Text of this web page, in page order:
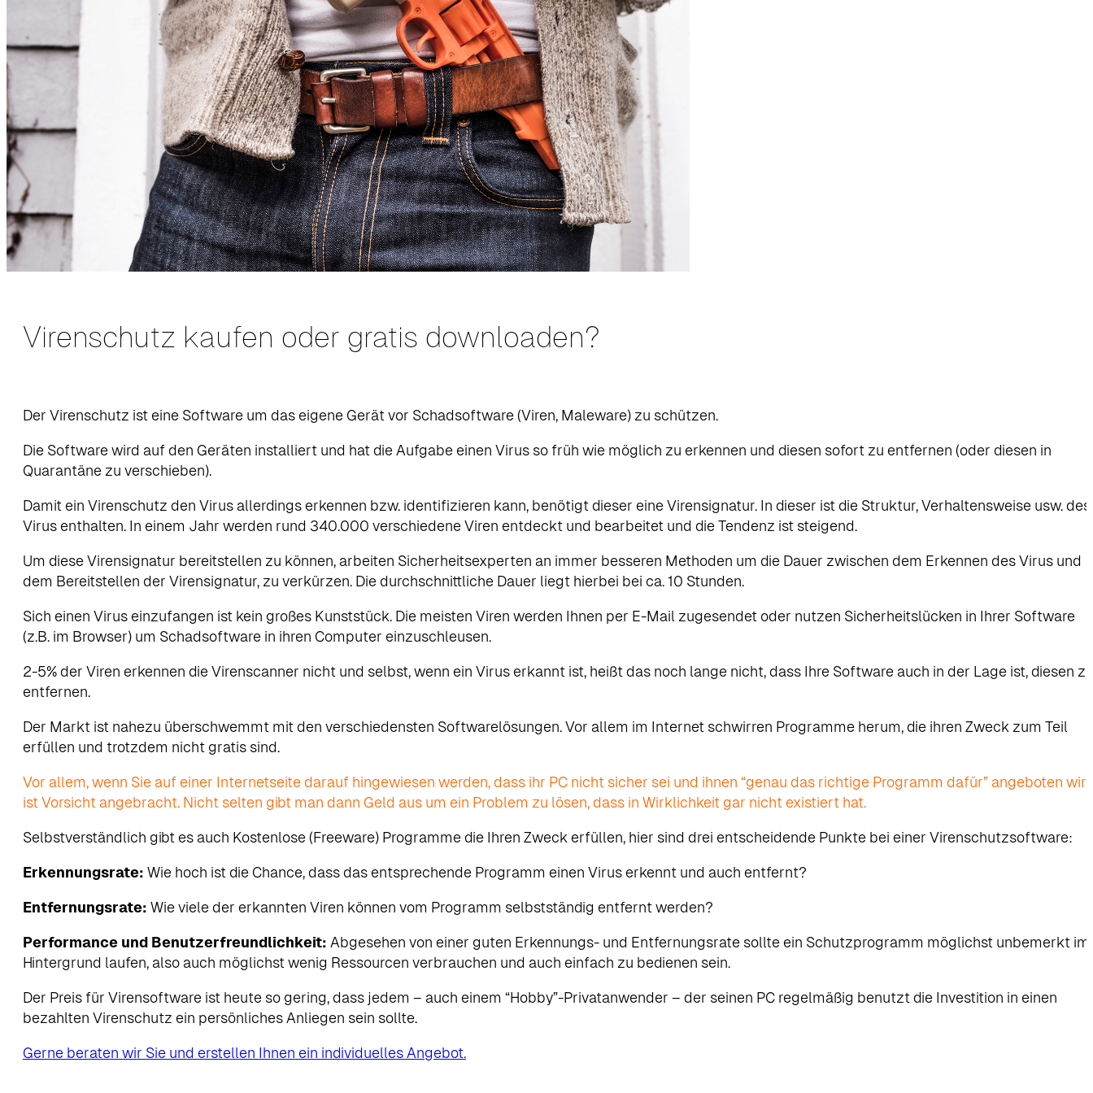
Virenschutz kaufen oder gratis downloaden?
Der Virenschutz ist eine Software um das eigene Gerät vor Schadsoftware (Viren, Maleware) zu schützen.
Die Software wird auf den Geräten installiert und hat die Aufgabe einen Virus so früh wie möglich zu erkennen und diesen sofort zu entfernen (oder diesen in
Quarantäne zu verschieben).
Damit ein Virenschutz den Virus allerdings erkennen bzw. identifizieren kann, benötigt dieser eine Virensignatur. In dieser ist die Struktur, Verhaltensweise usw. des
Virus enthalten. In einem Jahr werden rund 340.000 verschiedene Viren entdeckt und bearbeitet und die Tendenz ist steigend.
Um diese Virensignatur bereitstellen zu können, arbeiten Sicherheitsexperten an immer besseren Methoden um die Dauer zwischen dem Erkennen des Virus und
dem Bereitstellen der Virensignatur, zu verkürzen. Die durchschnittliche Dauer liegt hierbei bei ca. 10 Stunden.
Sich einen Virus einzufangen ist kein großes Kunststück. Die meisten Viren werden Ihnen per E-Mail zugesendet oder nutzen Sicherheitslücken in Ihrer Software
(z.B. im Browser) um Schadsoftware in ihren Computer einzuschleusen.
2-5% der Viren erkennen die Virenscanner nicht und selbst, wenn ein Virus erkannt ist, heißt das noch lange nicht, dass Ihre Software auch in der Lage ist, diesen zu
entfernen.
Der Markt ist nahezu überschwemmt mit den verschiedensten Softwarelösungen. Vor allem im Internet schwirren Programme herum, die ihren Zweck zum Teil
erfüllen und trotzdem nicht gratis sind.
Vor allem, wenn Sie auf einer Internetseite darauf hingewiesen werden, dass ihr PC nicht sicher sei und ihnen “genau das richtige Programm dafür” angeboten
ist Vorsicht angebracht. Nicht selten gibt man dann Geld aus um ein Problem zu lösen, dass in Wirklichkeit gar nicht existiert hat.
Selbstverständlich gibt es auch Kostenlose (Freeware) Programme die Ihren Zweck erfüllen, hier sind drei entscheidende Punkte bei einer Virenschutzsoftware:
Erkennungsrate: Wie hoch ist die Chance, dass das entsprechende Programm einen Virus erkennt und auch entfernt?
Entfernungsrate: Wie viele der erkannten Viren können vom Programm selbstständig entfernt werden?
Performance und Benutzerfreundlichkeit: Abgesehen von einer guten Erkennungs- und Entfernungsrate sollte ein Schutzprogramm möglichst unbemerkt im
Hintergrund laufen, also auch möglichst wenig Ressourcen verbrauchen und auch einfach zu bedienen sein.
Der Preis für Virensoftware ist heute so gering, dass jedem – auch einem “Hobby”-Privatanwender – der seinen PC regelmäßig benutzt die Investition in einen
bezahlten Virenschutz ein persönliches Anliegen sein sollte.
Gerne beraten wir Sie und erstellen Ihnen ein individuelles Angebot.